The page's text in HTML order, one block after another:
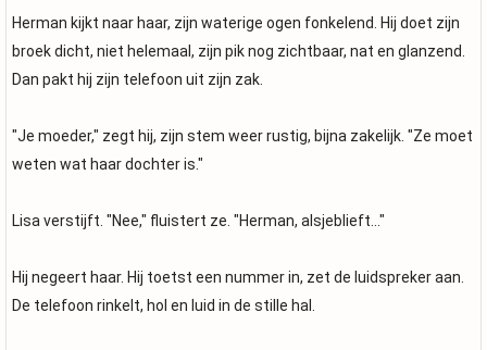
Herman kijkt naar haar, zijn waterige ogen fonkelend. Hij doet zijn
broek dicht, niet helemaal, zijn pik nog zichtbaar, nat en glanzend.
Dan pakt hij zijn telefoon uit zijn zak.
"Je moeder," zegt hij, zijn stem weer rustig, bijna zakelijk. "Ze moet
weten wat haar dochter is."
Lisa verstijft. "Nee," fluistert ze. "Herman, alsjeblieft..."
Hij negeert haar. Hij toetst een nummer in, zet de luidspreker aan.
De telefoon rinkelt, hol en luid in de stille hal.